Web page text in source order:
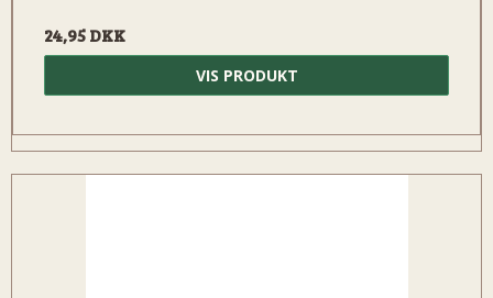
24,95 DKK
VIS PRODUKT